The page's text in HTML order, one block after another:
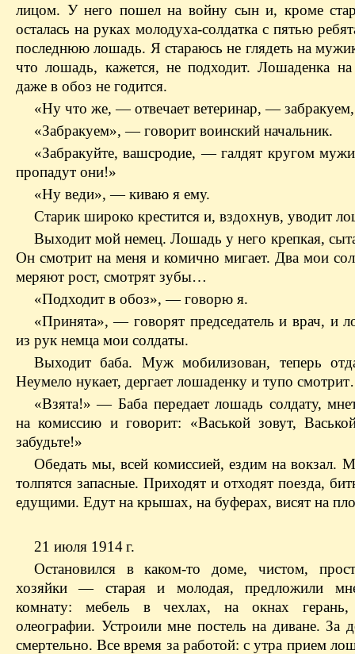
лицом. У него пошел на войну сын и, кроме
осталaсь на руках молодуха-солдатка с пятью
последнюю лошадь. Я стараюсь не глядеть на
что лошадь, кажется, не подходит. Лошаденка
даже в обоз не годится.
«Ну что же, — отвечает ветеринар, —
«Забракуем», — говорит воинский начальник.
«Забракуйте, вашсродие, — галдят кругом
пропадут они!»
«Ну веди», — киваю я ему.
Старик широко крестится и, вздохнув, уводит
Выходит мой немец. Лошадь у него крепкая,
Он смотрит на меня и комично мигает. Два мои
меряют рост, смотрят зубы…
«Подходит в обоз», — говорю я.
«Принята», — говорят председатель и врач, и
из рук немца мои солдаты.
Выходит баба. Муж мобилизован, теперь
Неумело нукает, дергает лошаденку и тупо
«Взята!» — Баба передает лошадь солдату,
на комиссию и говорит: «Васькой зовут,
забудьте!»
Обедать мы, всей комиссией, ездим на вокзал.
толпятся запасные. Приходят и отходят поезда,
едущими. Едут на крышах, на буферах, висят на
21 июля 1914 г.
Остановился в каком-то доме, чистом,
хозяйки — старая и молодая, предложили
комнату: мебель в чехлах, на окнах
олеографии. Устроили мне постель на диване. За
смертельно. Все время за работой: с утра прием